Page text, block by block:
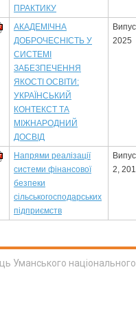
ПРАКТИКУ
АКАДЕМІЧНА
ДОБРОЧЕСНІСТЬ У
СИСТЕМІ
ЗАБЕЗПЕЧЕННЯ
ЯКОСТІ ОСВІТИ:
УКРАЇНСЬКИЙ
КОНТЕКСТ ТА
МІЖНАРОДНИЙ
ДОСВІД
2025
Напрями реалізації
системи фінансової
безпеки
сільськогосподарських
підприємств
2,
Уманського